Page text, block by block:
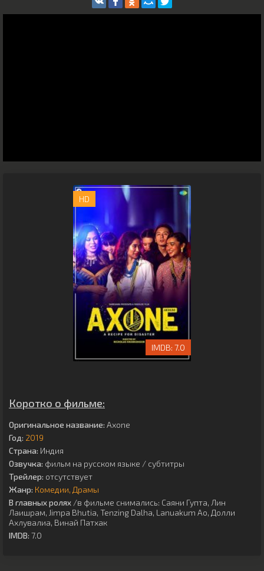
HD
7.0
Коротко о фильме:
Оригинальное название: Axone
Год: 2019
Страна: Индия
Озвучка: фильм на русском языке / субтитры
Трейлер: отсутствует
Жанр: Комедии Драмы
В главных ролях /в фильме снимались: Саяни Гупта, Лин
Лаишрам, Jimpa Bhutia, Tenzing Dalha, Lanuakum Ao, Долли
Ахлувалиа, Винай Патхак
IMDB: 7.0